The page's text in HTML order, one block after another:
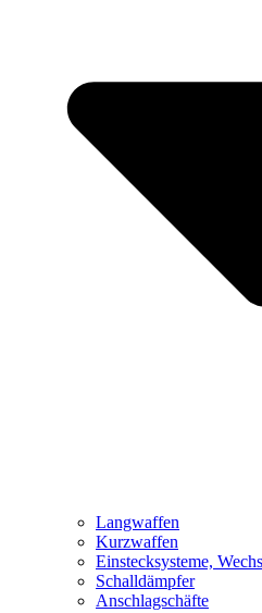
Langwaffen
Kurzwaffen
Einstecksysteme,
Schalldämpfer
Anschlagschäfte